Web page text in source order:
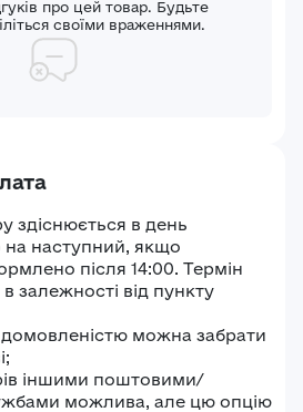
про цей товар. Будьте
своїми враженнями.
здіснюється в день
наступний, якщо
після 14:00. Термін
залежності від пункту
домовленістю можна забрати
іншими поштовими/
можлива, але цю опцію